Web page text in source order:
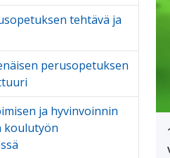
tehtävä ja
perusopetuksen
ja hyvinvoinnin
koulutyön